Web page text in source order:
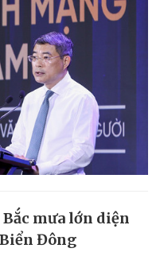
mưa lớn diện
Đông